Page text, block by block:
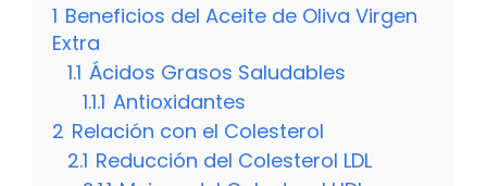
1 Beneficios del Aceite de Oliva Virgen
Extra
1.1 Ácidos Grasos Saludables
1.1.1 Antioxidantes
2 Relación con el Colesterol
2.1 Reducción del Colesterol LDL